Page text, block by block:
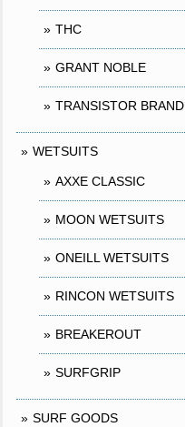
THC
GRANT NOBLE
TRANSISTOR BRAND
WETSUITS
AXXE CLASSIC
MOON WETSUITS
ONEILL WETSUITS
RINCON WETSUITS
BREAKEROUT
SURFGRIP
SURF GOODS